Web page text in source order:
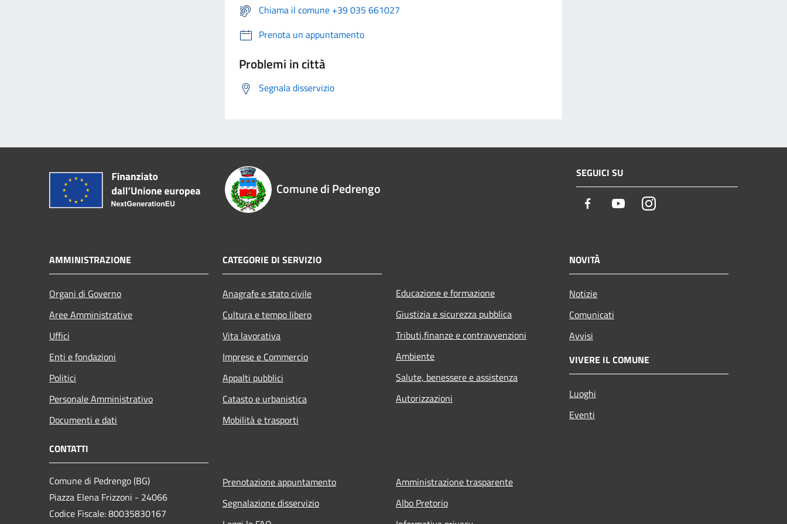
Chiama il comune +39 035 661027
Prenota un appuntamento
Problemi in città
Segnala disservizio
Comune di Pedrengo
SEGUICI SU
Facebook YoutubeInstagram
AMMINISTRAZIONE
Organi di Governo
Aree Amministrative
Uffici
Enti e fondazioni
Politici
Personale Amministrativo
Documenti e dati
CATEGORIE DI SERVIZIO
Anagrafe e stato civile
Cultura e tempo libero
Vita lavorativa
Imprese e Commercio
Appalti pubblici
Catasto e urbanistica
Mobilità e trasporti
Educazione e formazione
Giustizia e sicurezza pubblica
Tributi,finanze e contravvenzioni
Ambiente
Salute, benessere e assistenza
Autorizzazioni
NOVITÀ
Notizie
Comunicati
Avvisi
VIVERE IL COMUNE
Luoghi
Eventi
CONTATTI
Comune di Pedrengo (BG)
Piazza Elena Frizzoni - 24066
Codice Fiscale: 80035830167
Prenotazione appuntamento
Segnalazione disservizio
Amministrazione trasparente
Albo Pretorio